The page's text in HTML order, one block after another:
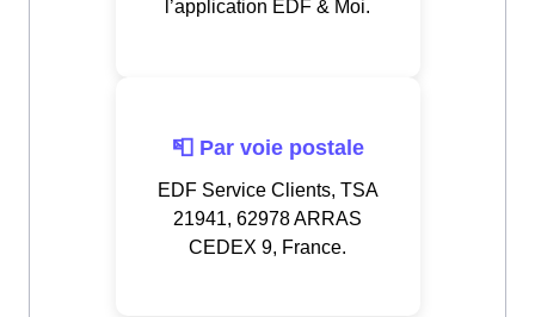
l’application EDF & Moi.
📮 Par voie postale
EDF Service Clients, TSA
21941, 62978 ARRAS
CEDEX 9, France.